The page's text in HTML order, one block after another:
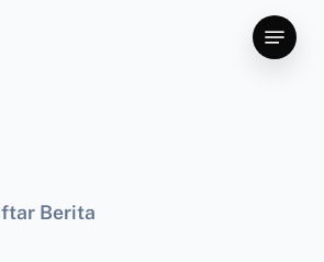
Menu
Berita